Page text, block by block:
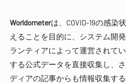
Worldometerは、COVID-19の感染
えることを目的に、システム開
ランティアによって運営されて
する公式データを直接収集し、
ディアの記事からも情報収集す